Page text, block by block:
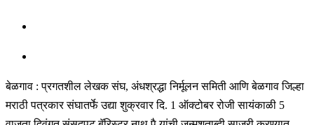
बेळगाव : प्रगतशील लेखक संघ, अंधश्रद्धा निर्मूलन समिती आणि बेळगाव जिल्हा
मराठी पत्रकार संघातर्फे उद्या शुक्रवार दि. 1 ऑक्टोबर रोजी सायंकाळी 5